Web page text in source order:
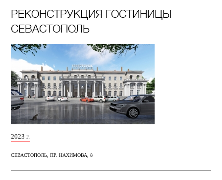
РЕКОНСТРУКЦИЯ ГОСТИНИЦЫ
СЕВАСТОПОЛЬ
2023 г.
СЕВАСТОПОЛЬ, ПР. НАХИМОВА, 8